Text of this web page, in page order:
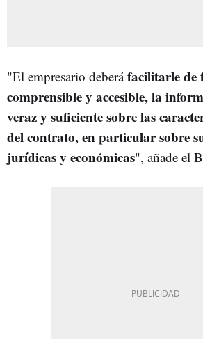
"El empresario deberáfacilitarle de
comprensible y accesible, la
veraz y suficiente sobre las
del contrato, en particular sobre
jurídicas y económicas", añade el